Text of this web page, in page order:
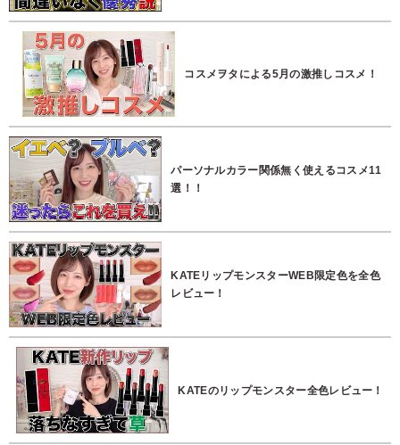
コスメヲタによる5月の激推しコスメ！
パーソナルカラー関係無く使えるコスメ11
選！！
KATEリップモンスターWEB限定色を全色
レビュー！
KATEのリップモンスター全色レビュー！